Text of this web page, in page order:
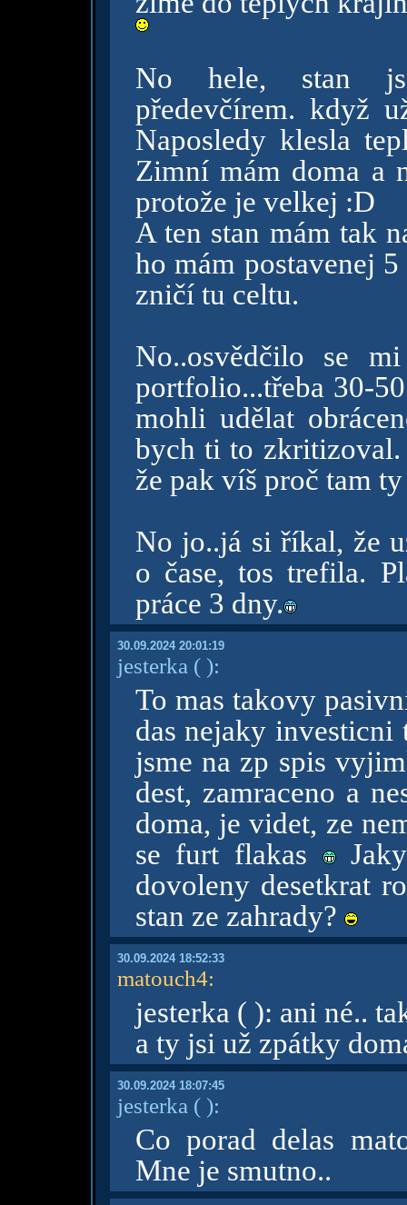
No hele, stan
předevčírem. když
Naposledy klesla
Zimní mám doma a
protože je velkej :D
A ten stan mám tak
ho mám postavenej
zničí tu celtu.
No..osvědčilo se
portfolio...třeba 30-
mohli udělat
bych ti to
že pak víš proč tam
No jo..já si říkal, že
o čase, tos trefila.
práce 3 dny.
30.09.2024 20:01:19
jesterka ( ):
To mas takovy
das nejaky
jsme na zp spis
dest, zamraceno a
doma, je videt, ze
se furt flakas
dovoleny desetkrat
stan ze zahrady?
30.09.2024 18:52:33
matouch4:
jesterka ( ): ani né..
a ty jsi už zpátky
30.09.2024 18:07:45
jesterka ( ):
Co porad delas
Mne je smutno..